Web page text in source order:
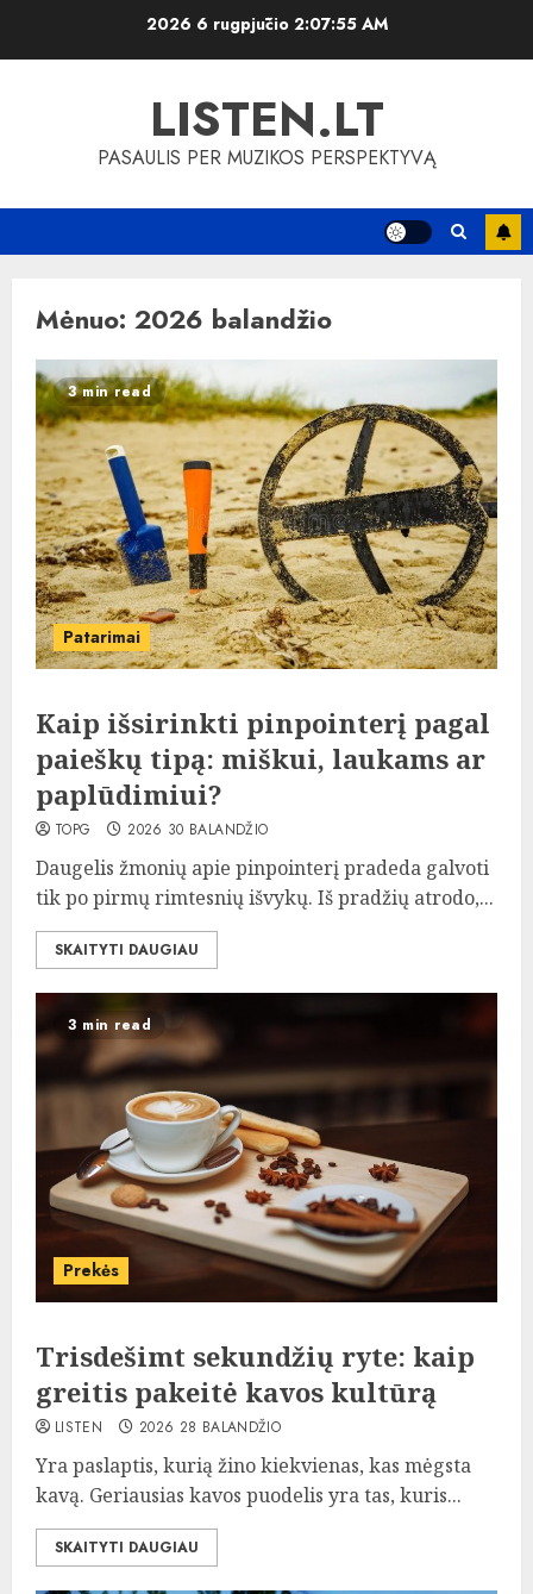
2026 6 rugpjūčio 2:07:56 AM
LISTEN.LT
PASAULIS PER MUZIKOS PERSPEKTYVĄ
Mėnuo: 2026 balandžio
3 min read
Patarimai
Kaip išsirinkti pinpointerį pagal
paieškų tipą: miškui, laukams ar
paplūdimiui?
TOPG 2026 30 BALANDŽIO
Daugelis žmonių apie pinpointerį pradeda galvoti
tik po pirmų rimtesnių išvykų. Iš pradžių atrodo,...
SKAITYTI DAUGIAU
3 min read
Prekės
Trisdešimt sekundžių ryte: kaip
greitis pakeitė kavos kultūrą
LISTEN 2026 28 BALANDŽIO
Yra paslaptis, kurią žino kiekvienas, kas mėgsta
kavą. Geriausias kavos puodelis yra tas, kuris...
SKAITYTI DAUGIAU